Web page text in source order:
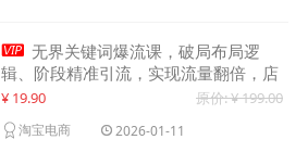
 无界关键词爆流课，破局布局逻
辑、阶段精准引流，实现流量翻倍，店
铺业绩增长50%+
¥ 19.90 原价: ¥ 199.00
淘宝电商 2026-01-11